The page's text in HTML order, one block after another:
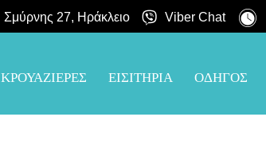
Σμύρνης 27, Ηράκλειο Viber Chat
ΚΡΟΥΑΖΙΕΡΕΣ ΕΙΣΙΤΗΡΙΑ ΟΔΗΓΟΣ